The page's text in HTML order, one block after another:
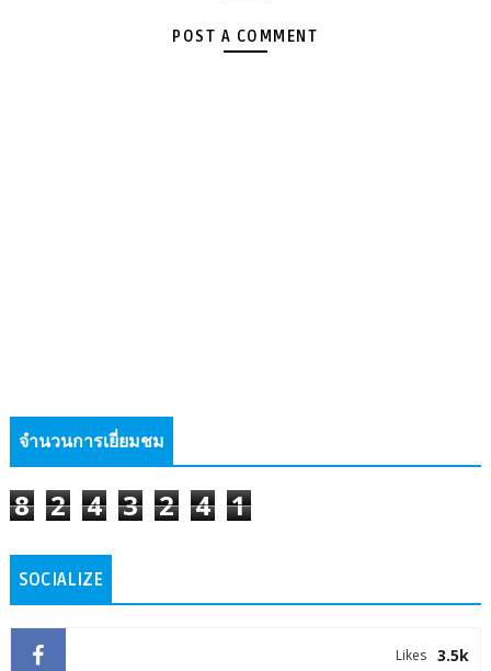
POST A COMMENT
จำนวนการเยี่ยมชม
8 2 4 3 2 4 1
SOCIALIZE
3.5k
Likes